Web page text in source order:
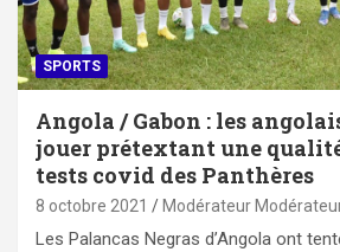
SPORTS
Angola / Gabon : les
jouer prétextant une
tests covid des Panthères
8 octobre 2021 Modérateur
Les Palancas Negras d’Angola ont